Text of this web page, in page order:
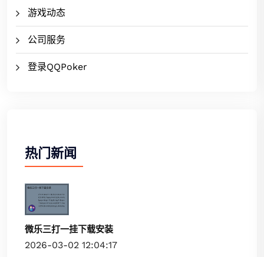
游戏动态
公司服务
登录QQPoker
热门新闻
微乐三打一挂下载安装
2026-03-02 12:04:17